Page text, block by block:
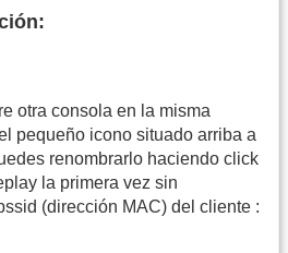
otra consola en la misma
pequeño icono situado arriba a
renombrarlo haciendo click
la primera vez sin
(dirección MAC) del cliente :